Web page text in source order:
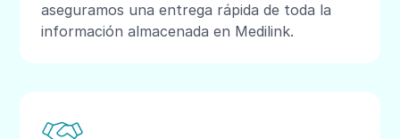
aseguramos una entrega rápida de toda la
información almacenada en Medilink.